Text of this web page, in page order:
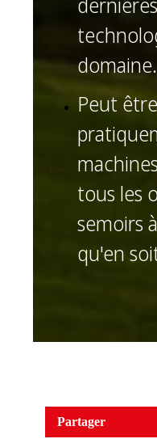
domaine.
Peut
tous les
semoirs
qu'en
Partager